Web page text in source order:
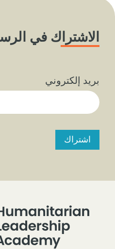
الاشتراك في
بريد إلكتروني
اشتراك